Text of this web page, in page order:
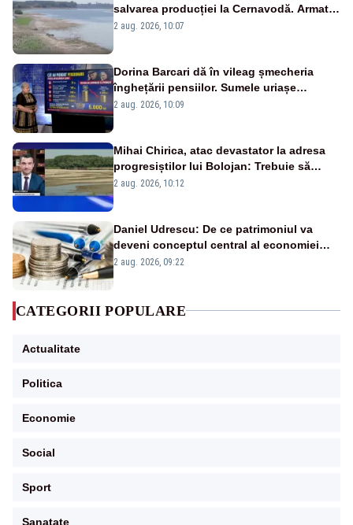
salvarea producției la Cernavodă. Armata
va detona o stâncă și va devia apa
2 aug. 2026, 10:07
Dorina Barcari dă în vileag șmecheria
înghețării pensiilor. Sumele uriașe
pierdute de fiecare român
2 aug. 2026, 10:09
Mihai Chirica, atac devastator la adresa
progresiștilor lui Bolojan: Trebuie să
protejăm și natura, dar nu șținem omaneii
2 aug. 2026, 10:12
Daniel Udrescu: De ce patrimoniul va
deveni conceptul central al economiei
viitoare?
2 aug. 2026, 09:22
CATEGORII POPULARE
Actualitate
Politica
Economie
Social
Sport
Sanatate